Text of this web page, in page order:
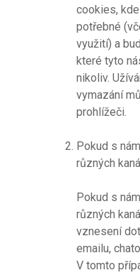
cookies,
potřebné
využití) a
které tyto
nikoliv.
vymazání
prohlížeči.
Pokud s
různých
Pokud s
různých
vznesení
emailu,
V tomto